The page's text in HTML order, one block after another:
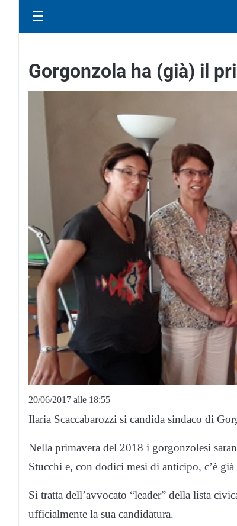
☰
Gorgonzola ha (già) il
20/06/2017 alle 18:55
Ilaria Scaccabarozzi si candida sindaco di
Nella primavera del 2018 i gorgonzolesi
Stucchi e, con dodici mesi di anticipo, c’è
Si tratta dell’avvocato “leader” della lista
ufficialmente la sua candidatura.